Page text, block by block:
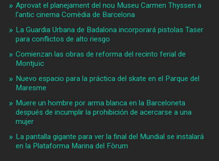
Aprovat el planejament del nou Museu Carmen Thyssen a
l'antic cinema Comèdia de Barcelona
La Guardia Urbana de Badalona incorporará pistolas Taser
para conflictos de alto riesgo
Comienzan las obras de reforma del recinto ferial de
Montjuïc
Nuevo espacio para la práctica del skate en el Parque del
Maresme
Muere un hombre por arma blanca en la Barceloneta
después de incumplir la prohibición de acercarse a una
mujer
La pantalla gigante para ver la final del Mundial se instalará
en la Plataforma Marina del Fòrum